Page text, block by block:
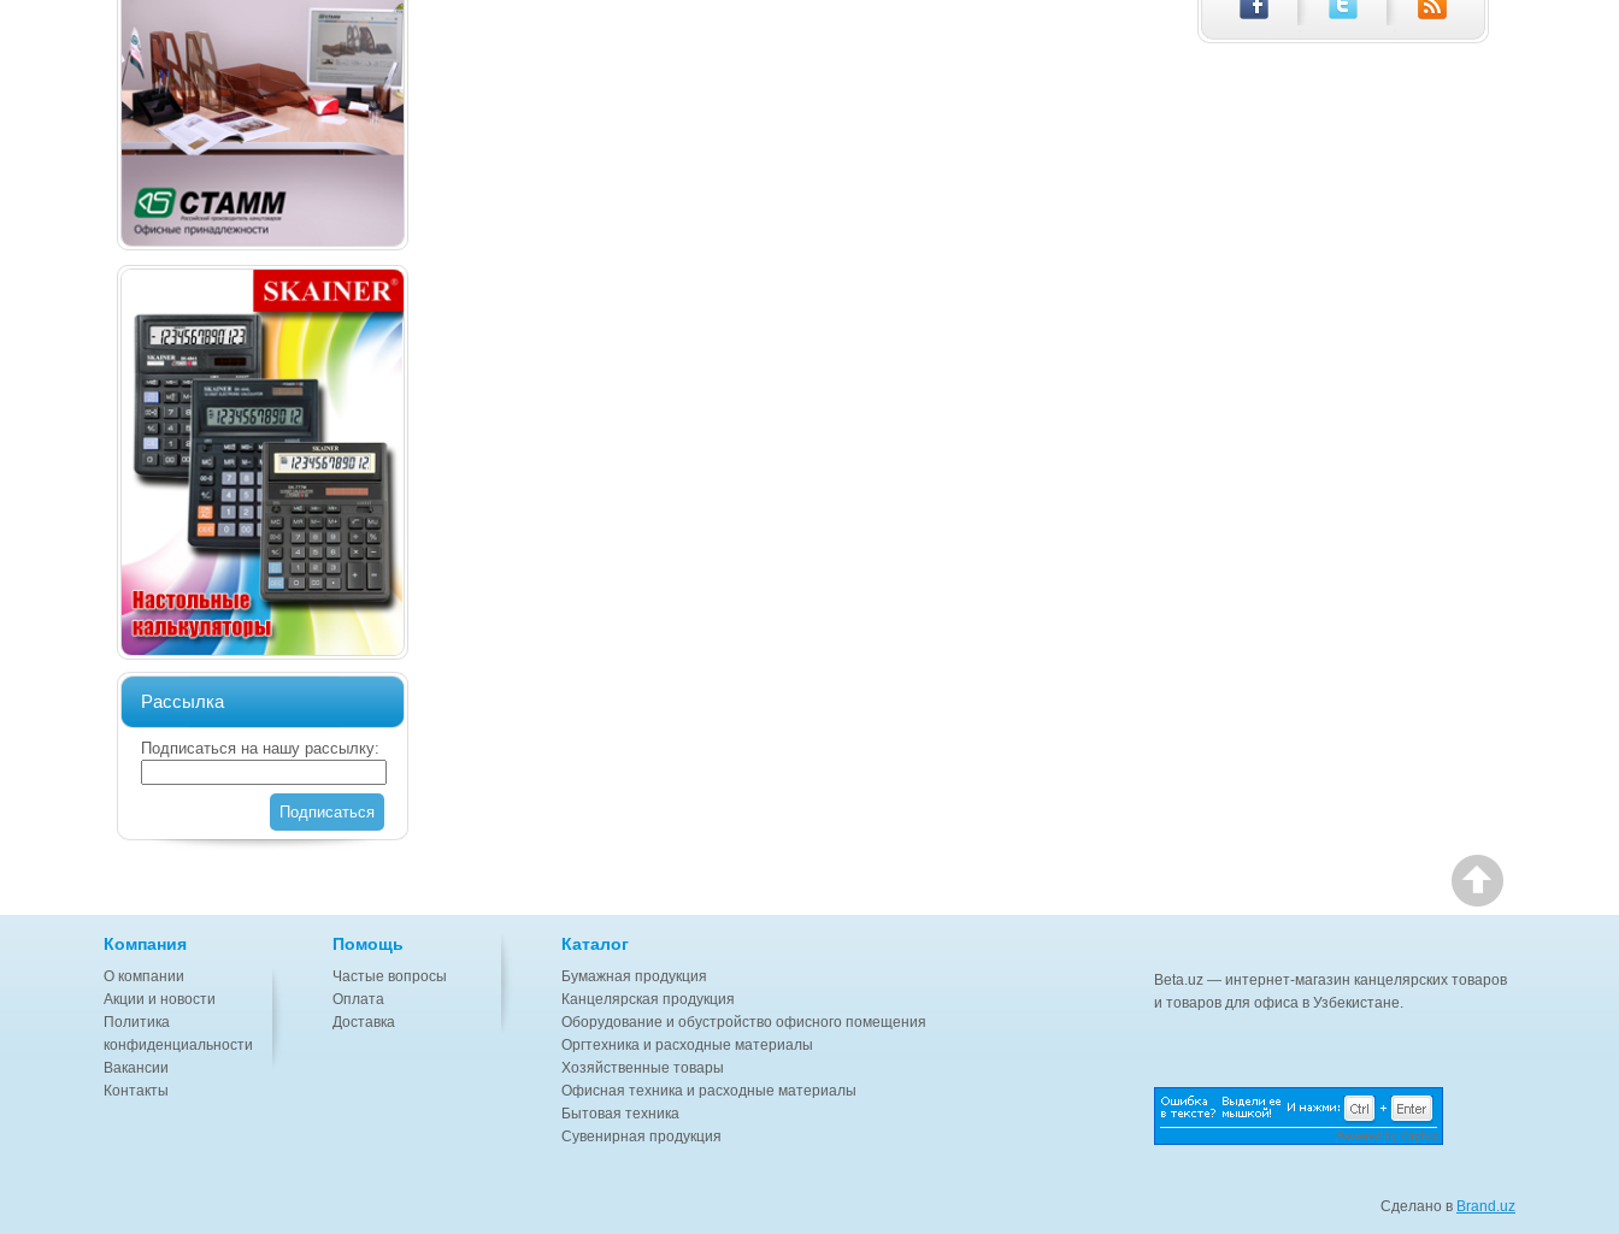
Рассылка
Подписаться на нашу рассылку:
Подписаться
Компания
О компании
Акции и новости
Политика
конфиденциальности
Вакансии
Контакты
Помощь
Частые вопросы
Оплата
Доставка
Каталог
Бумажная продукция
Канцелярская продукция
Оборудование и обустройство офисного помещения
Оргтехника и расходные материалы
Хозяйственные товары
Офисная техника и расходные материалы
Бытовая техника
Сувенирная продукция
Beta.uz — интернет-магазин канцелярских товаров
и товаров для офиса в Узбекистане.
Сделано в Brand.uz